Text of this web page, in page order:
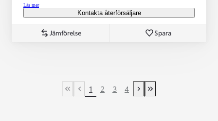
Läs mer
Kontakta återförsäljare
Jämförelse Spara
First Page
Previous page
1 2 3 4
Next page
Last Page